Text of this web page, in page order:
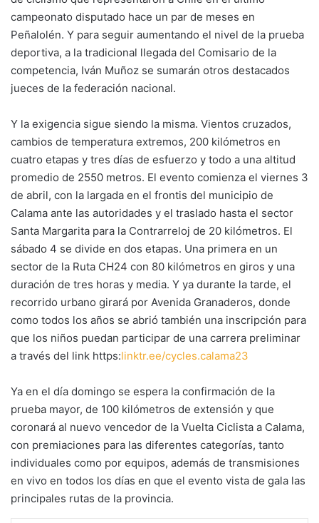
campeonato disputado hace un par de meses en
Peñalolén. Y para seguir aumentando el nivel de la prueba
deportiva, a la tradicional llegada del Comisario de la
competencia, Iván Muñoz se sumarán otros destacados
jueces de la federación nacional.
Y la exigencia sigue siendo la misma. Vientos cruzados,
cambios de temperatura extremos, 200 kilómetros en
cuatro etapas y tres días de esfuerzo y todo a una altitud
promedio de 2550 metros. El evento comienza el viernes 3
de abril, con la largada en el frontis del municipio de
Calama ante las autoridades y el traslado hasta el sector
Santa Margarita para la Contrarreloj de 20 kilómetros. El
sábado 4 se divide en dos etapas. Una primera en un
sector de la Ruta CH24 con 80 kilómetros en giros y una
duración de tres horas y media. Y ya durante la tarde, el
recorrido urbano girará por Avenida Granaderos, donde
como todos los años se abrió también una inscripción para
que los niños puedan participar de una carrera preliminar
a través del link https:linktr.ee/cycles.calama23
Ya en el día domingo se espera la confirmación de la
prueba mayor, de 100 kilómetros de extensión y que
coronará al nuevo vencedor de la Vuelta Ciclista a Calama,
con premiaciones para las diferentes categorías, tanto
individuales como por equipos, además de transmisiones
en vivo en todos los días en que el evento vista de gala las
principales rutas de la provincia.